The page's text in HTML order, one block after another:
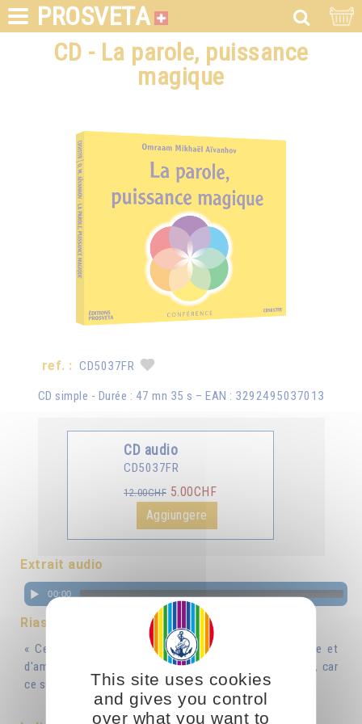
PROSVETA
CD - La parole, puissance
magique
ref. : CD5037FR
CD simple - Durée : 47 mn 35 s – EAN : 3292495037013
CD audio
CD5037FR
12.00CHF 5.00CHF
Aggiungere
Extrait audio
00:00
Riassunto
« Celui qui sait prononcer des mots remplis de lumière et
d'amour possède une baguette magique dans sa bouche, car
ce sont des mots qui inspirent, qui vivifient. »
This site uses cookies
and gives you control
over what you want to